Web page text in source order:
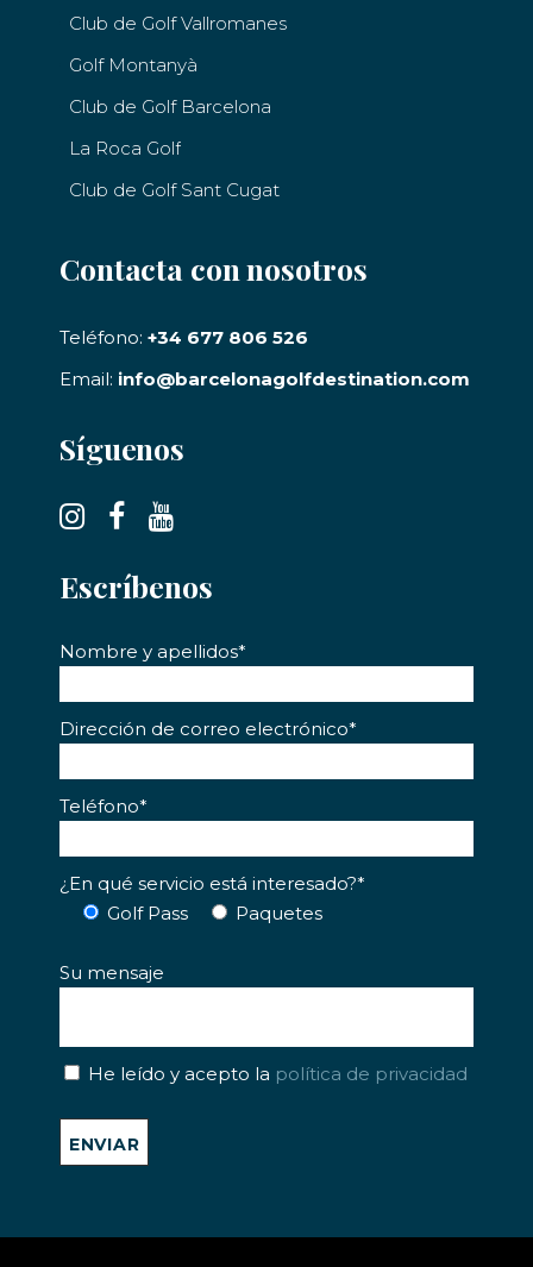
Club de Golf Vallromanes
Golf Montanyà
Club de Golf Barcelona
La Roca Golf
Club de Golf Sant Cugat
Contacta con nosotros
Teléfono: +34 677 806 526
Email: info@barcelonagolfdestination.com
Síguenos
Escríbenos
Nombre y apellidos*
Dirección de correo electrónico*
Teléfono*
¿En qué servicio está interesado?*
Golf Pass
Paquetes
Su mensaje
He leído y acepto la política de privacidad